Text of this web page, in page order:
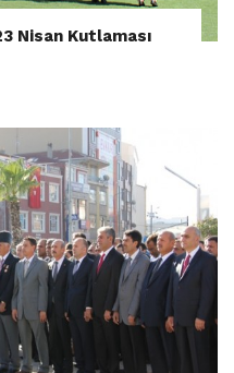
Nisan Kutlaması